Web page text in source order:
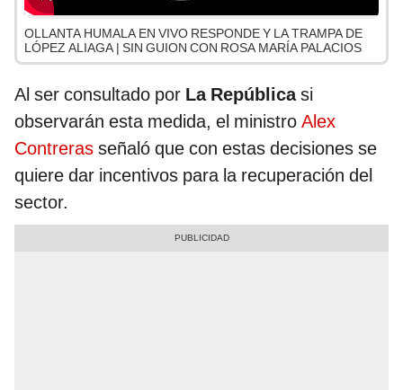
OLLANTA HUMALA EN VIVO RESPONDE Y LA TRAMPA DE
LÓPEZ ALIAGA | SIN GUION CON ROSA MARÍA PALACIOS
Al ser consultado por La Repúblicasi
observarán esta medida, el ministro Alex
Contreras señaló que con estas decisiones se
quiere dar incentivos para la recuperación del
sector.